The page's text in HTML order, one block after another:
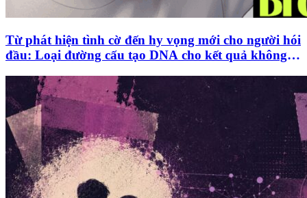
Từ phát hiện tình cờ đến hy vọng mới cho người hói
đầu: Loại đường cấu tạo DNA cho kết quả không